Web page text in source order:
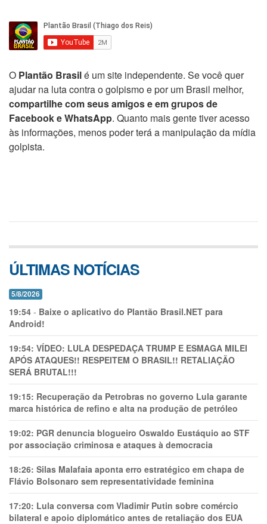
O Plantão Brasilé um site independente. Se você quer
ajudar na luta contra o golpismo e por um Brasil melhor,
compartilhe com seus amigos e em grupos de
Facebook e WhatsApp. Quanto mais gente tiver acesso
às informações, menos poder terá a manipulação da mídia
golpista.
ÚLTIMAS NOTÍCIAS
5/8/2026
19:54 - Baixe o aplicativo do Plantão Brasil.NET para
Android!
19:54: VÍDEO: LULA DESPEDAÇA TRUMP E ESMAGA MILEI
APÓS ATAQUES!! RESPEITEM O BRASIL!! RETALIAÇÃO
SERÁ BRUTAL!!!
19:15: Recuperação da Petrobras no governo Lula garante
marca histórica de refino e alta na produção de petróleo
19:02: PGR denuncia blogueiro Oswaldo Eustáquio ao STF
por associação criminosa e ataques à democracia
18:26: Silas Malafaia aponta erro estratégico em chapa de
Flávio Bolsonaro sem representatividade feminina
17:20: Lula conversa com Vladimir Putin sobre comércio
bilateral e apoio diplomático antes de retaliação dos EUA